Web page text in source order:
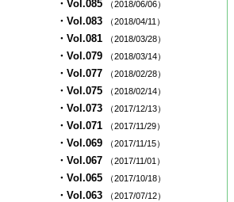
・Vol.085 （2018/06/06）
・Vol.083 （2018/04/11）
・Vol.081 （2018/03/28）
・Vol.079 （2018/03/14）
・Vol.077 （2018/02/28）
・Vol.075 （2018/02/14）
・Vol.073 （2017/12/13）
・Vol.071 （2017/11/29）
・Vol.069 （2017/11/15）
・Vol.067 （2017/11/01）
・Vol.065 （2017/10/18）
・Vol.063 （2017/07/12）